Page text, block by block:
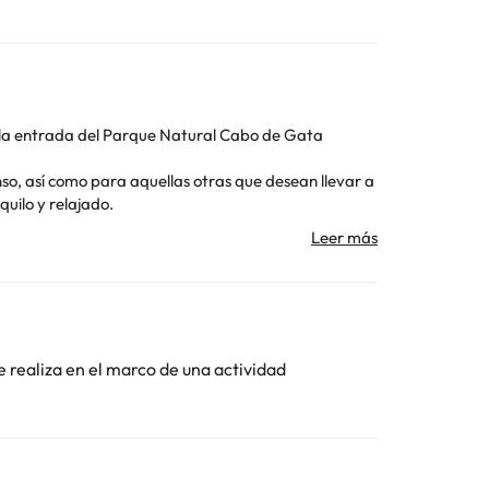
entrada del Parque Natural Cabo de Gata
así como para aquellas otras que desean llevar a
y relajado.
la información de esta ficha está sujeta a
en el marco de una actividad